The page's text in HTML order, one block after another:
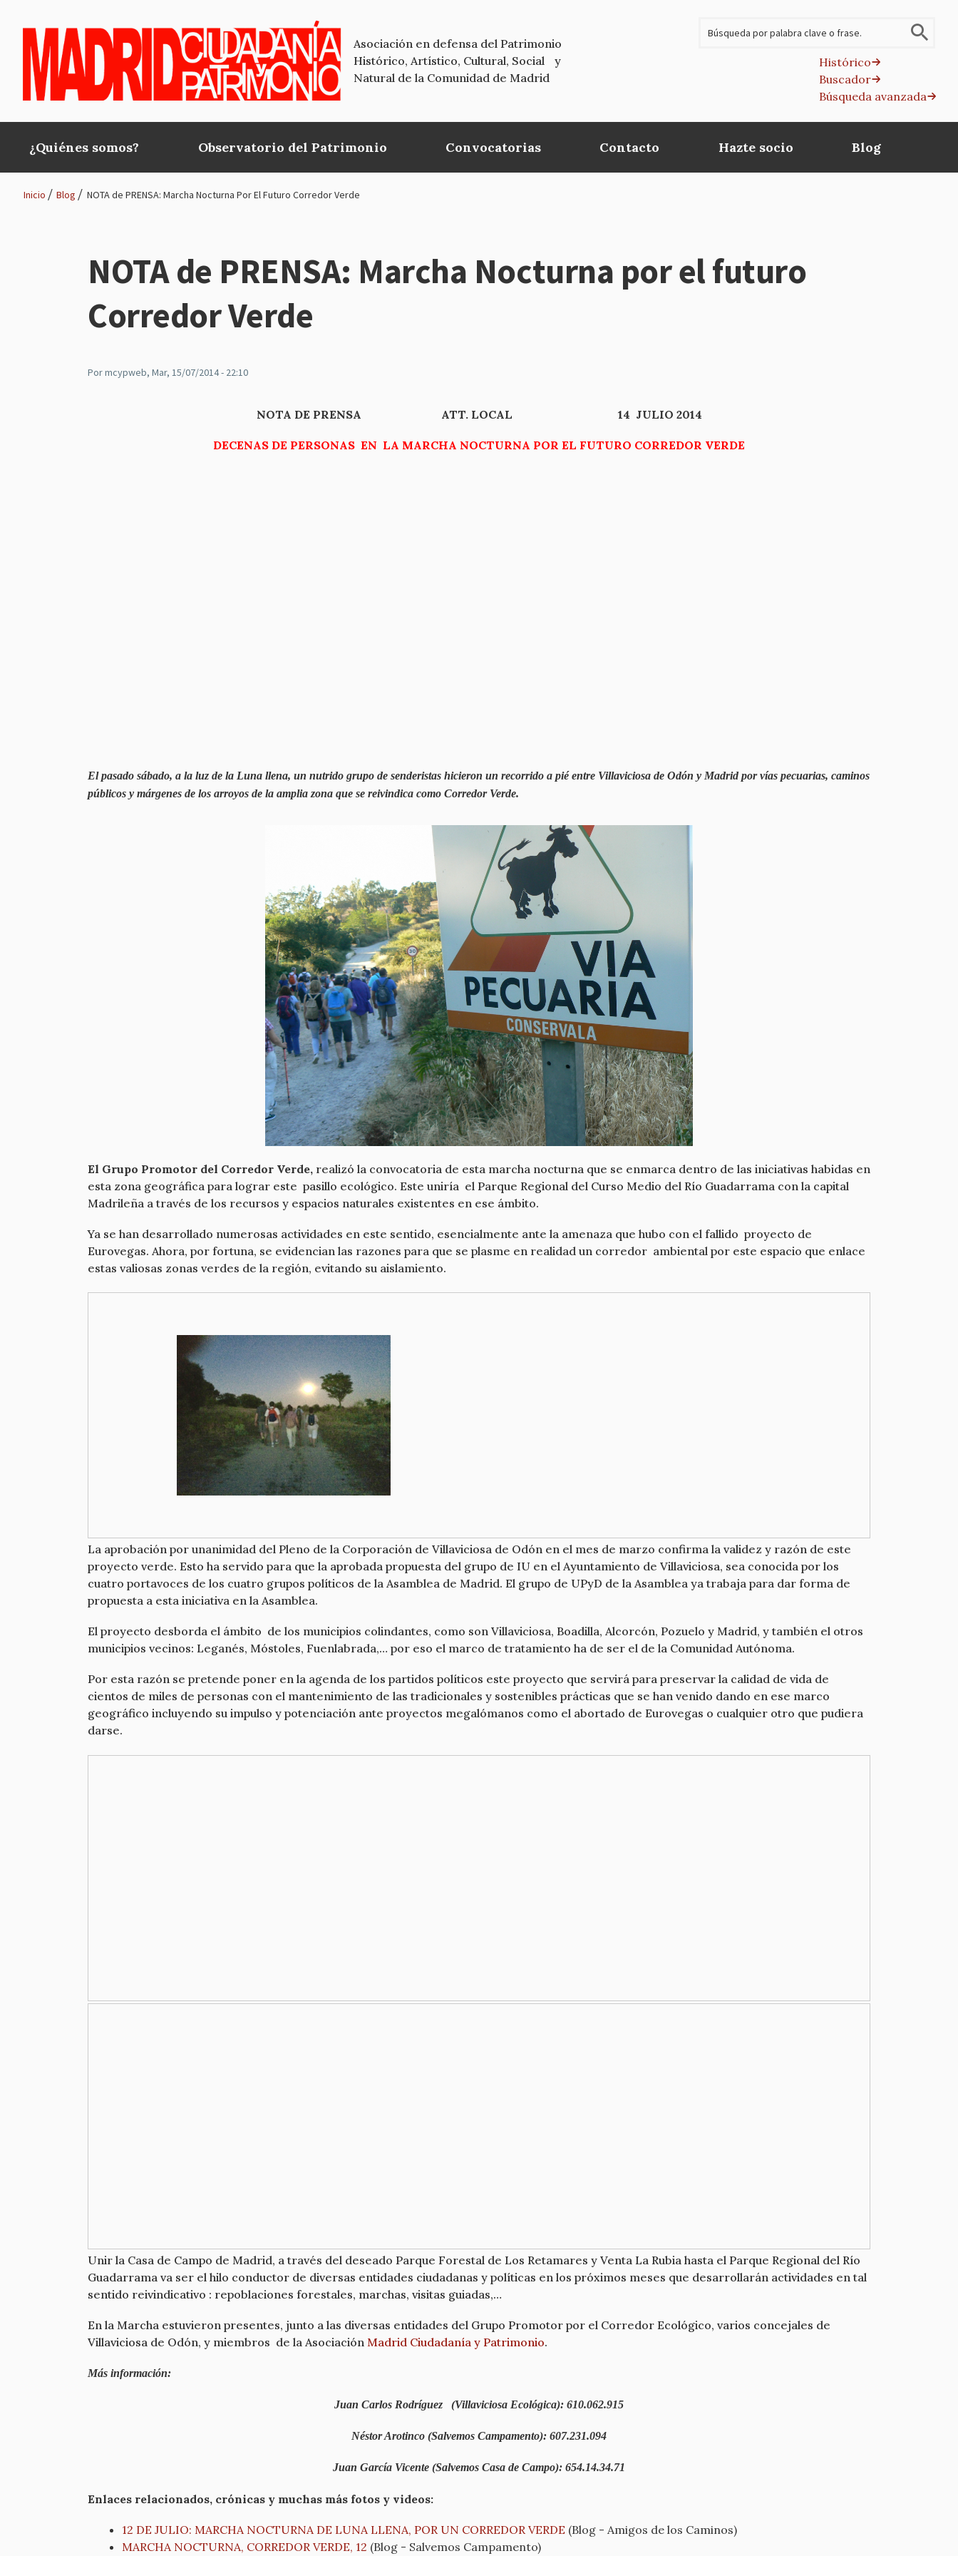
Asociación en defensa del Patrimonio
Histórico, Artístico, Cultural, Social y
Natural de la Comunidad de Madrid
Histórico
Buscador
Búsqueda avanzada
Main
navigation
¿Quiénes somos? Observatorio del Patrimonio Convocatorias Contacto Hazte socio Blog
navegación
Inicio Blog NOTA de PRENSA: Marcha Nocturna Por El Futuro Corredor Verde
NOTA de PRENSA: Marcha Nocturna por el futuro
Corredor Verde
Pormcypweb, Mar, 15/07/2014 - 22:10
NOTA DE PRENSA ATT. LOCAL 14 JULIO 2014
DECENAS DE PERSONAS EN LA MARCHA NOCTURNA POR EL FUTURO CORREDOR VERDE
El pasado sábado, a la luz de la Luna llena, un nutrido grupo de senderistas hicieron un recorrido a pié entre Villaviciosa de Odón y Madrid por vías pecuarias, caminos
públicos y márgenes de los arroyos de la amplia zona que se reivindica como Corredor Verde.
El Grupo Promotor del Corredor Verde, realizó la convocatoria de esta marcha nocturna que se enmarca dentro de las iniciativas habidas en
esta zona geográfica para lograr este pasillo ecológico. Este uniría el Parque Regional del Curso Medio del Río Guadarrama con la capital
Madrileña a través de los recursos y espacios naturales existentes en ese ámbito.
Ya se han desarrollado numerosas actividades en este sentido, esencialmente ante la amenaza que hubo con el fallido proyecto de
Eurovegas. Ahora, por fortuna, se evidencian las razones para que se plasme en realidad un corredor ambiental por este espacio que enlace
estas valiosas zonas verdes de la región, evitando su aislamiento.
La aprobación por unanimidad del Pleno de la Corporación de Villaviciosa de Odón en el mes de marzo confirma la validez y razón de este
proyecto verde. Esto ha servido para que la aprobada propuesta del grupo de IU en el Ayuntamiento de Villaviciosa, sea conocida por los
cuatro portavoces de los cuatro grupos políticos de la Asamblea de Madrid. El grupo de UPyD de la Asamblea ya trabaja para dar forma de
propuesta a esta iniciativa en la Asamblea.
El proyecto desborda el ámbito de los municipios colindantes, como son Villaviciosa, Boadilla, Alcorcón, Pozuelo y Madrid, y también el otros
municipios vecinos: Leganés, Móstoles, Fuenlabrada,… por eso el marco de tratamiento ha de ser el de la Comunidad Autónoma.
Por esta razón se pretende poner en la agenda de los partidos políticos este proyecto que servirá para preservar la calidad de vida de
cientos de miles de personas con el mantenimiento de las tradicionales y sostenibles prácticas que se han venido dando en ese marco
geográfico incluyendo su impulso y potenciación ante proyectos megalómanos como el abortado de Eurovegas o cualquier otro que pudiera
darse.
Unir la Casa de Campo de Madrid, a través del deseado Parque Forestal de Los Retamares y Venta La Rubia hasta el Parque Regional del Río
Guadarrama va ser el hilo conductor de diversas entidades ciudadanas y políticas en los próximos meses que desarrollarán actividades en tal
sentido reivindicativo : repoblaciones forestales, marchas, visitas guiadas,…
En la Marcha estuvieron presentes, junto a las diversas entidades del Grupo Promotor por el Corredor Ecológico, varios concejales de
Villaviciosa de Odón, y miembros de la Asociación Madrid Ciudadanía y Patrimonio.
Más información:
Juan Carlos Rodríguez (Villaviciosa Ecológica): 610.062.915
Néstor Arotinco (Salvemos Campamento): 607.231.094
Juan García Vicente (Salvemos Casa de Campo): 654.14.34.71
Enlaces relacionados, crónicas y muchas más fotos y videos:
12 DE JULIO: MARCHA NOCTURNA DE LUNA LLENA, POR UN CORREDOR VERDE (Blog - Amigos de los Caminos)
MARCHA NOCTURNA, CORREDOR VERDE, 12 (Blog - Salvemos Campamento)